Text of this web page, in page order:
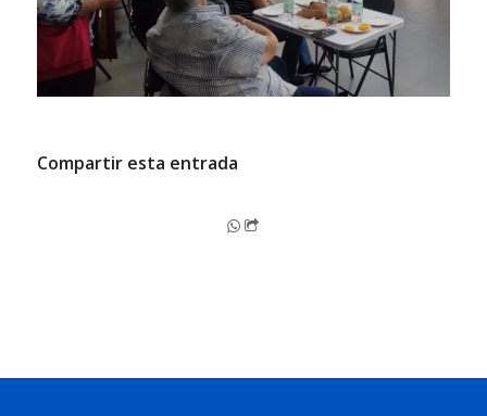
Compartir esta entrada